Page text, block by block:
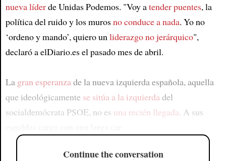
nueva líderde Unidas Podemos. "Voy atender puentes, la
política del ruido y los murosno conduce a nada. Yo no
‘ordeno y mando’, quiero unliderazgo no jerárquico",
declaró a elDiario.es el pasado mes de abril.
La gran esperanzade la nueva izquierda española, aquella
que ideológicamente se sitúa a la izquierdadel
socialdemócrata PSOE, no es una recién llegada. A sus
Continue the conversation